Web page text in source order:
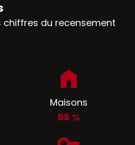
chiffres du recensement
Maisons
88 %